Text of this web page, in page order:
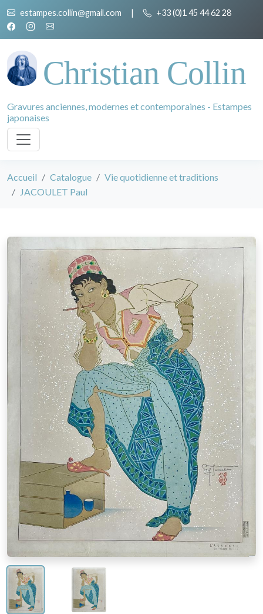
estampes.collin@gmail.com | +33 (0)1 45 44 62 28
Christian Collin
Gravures anciennes, modernes et contemporaines - Estampes
japonaises
Accueil Catalogue
Vie quotidienne et traditions
JACOULET Paul